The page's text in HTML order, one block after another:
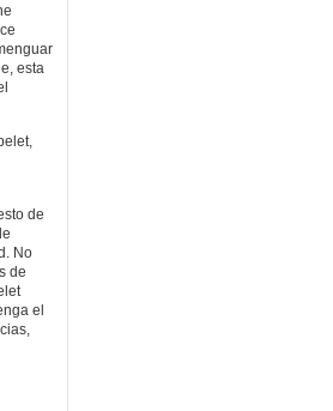
esta
de
No
de
el